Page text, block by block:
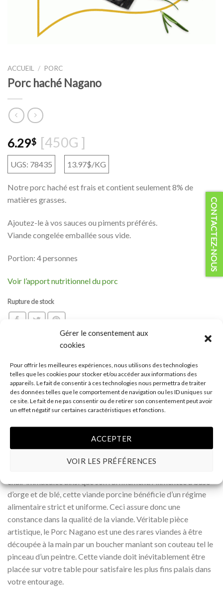
Gérer le consentement aux
cookies
Pour offrir les meilleures expériences, nous utilisons des technologies
telles que les cookies pour stocker et/ou accéder aux informations des
appareils. Le fait de consentir à ces technologies nous permettra de traiter
des données telles que le comportement de navigation ou les ID uniques sur
ce site. Le fait de ne pas consentir ou de retirer son consentement peut avoir
un effet négatif sur certaines caractéristiques et fonctions.
ACCEPTER
VOIR LES PRÉFÉRENCES
ACCUEIL / PORC
Porc haché Nagano
6.29$ [450G ]
UGS: 78435 13.97$/KG
Notre porc haché est frais et contient seulement 8% de
matières grasses.
Ajoutez-le à vos sauces ou piments préférés.
Viande congelée emballée sous vide.
Portion: 4 personnes
Voir l’apport nutritionnel du porc
Rupture de stock
DESCRIPTION
PORC NAGANO :
porcine présente un persillage plus élevé, une chair plus rosée
ainsi qu’un gras plus ferme et plus blanc. Produit de qualité
chair immaculée ainsi que son raffinement. Alimentée à base
d’orge et de blé, cette viande porcine bénéficie d’un régime
alimentaire strict et uniforme. Ceci assure donc une
constance dans la qualité de la viande. Véritable pièce
artistique, le Porc Nagano est une des rares viandes à être
découpée à la main par un boucher maniant son couteau tel le
pinceau d’un peintre. Cette viande doit inévitablement être
placée sur votre table pour satisfaire les plus fins palais dans
votre entourage.
CONTACTEZ-NOUS